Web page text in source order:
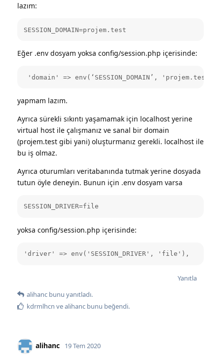
lazım:
SESSION_DOMAIN=projem.test
Eğer .env dosyam yoksa config/session.php içerisinde:
'domain' => env(‘SESSION_DOMAIN’, 'projem.test'),
yapmam lazım.
Ayrıca sürekli sıkıntı yaşamamak için localhost yerine
virtual host ile çalışmanız ve sanal bir domain
(projem.test gibi yani) oluşturmanız gerekli. localhost ile
bu iş olmaz.
Ayrıca oturumları veritabanında tutmak yerine dosyada
tutun öyle deneyin. Bunun için .env dosyam varsa
SESSION_DRIVER=file
yoksa config/session.php içerisinde:
'driver' => env('SESSION_DRIVER', 'file'),
Yanıtla
alihanc bunu yanıtladı.
kdrmlhcn vealihanc bunu beğendi.
alihanc 19 Tem 2020